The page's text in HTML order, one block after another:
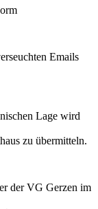
Emails
Lage wird
zu übermitteln.
der VG Gerzen im